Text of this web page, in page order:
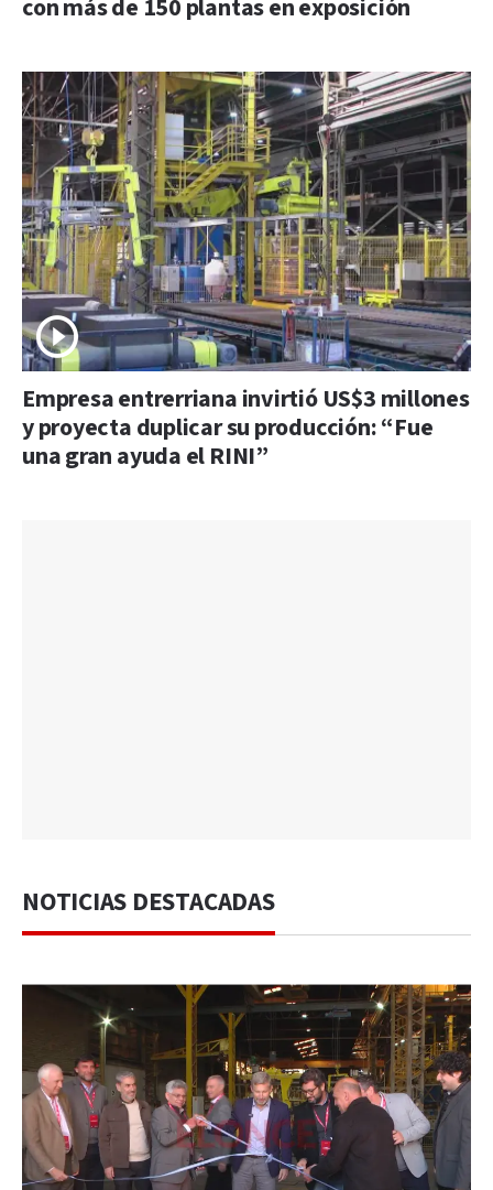
con más de 150 plantas en exposición
Empresa entrerriana invirtió US$3 millones
y proyecta duplicar su producción: “Fue
una gran ayuda el RINI”
NOTICIAS DESTACADAS